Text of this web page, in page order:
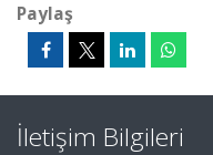
Paylaş
İletişim Bilgileri